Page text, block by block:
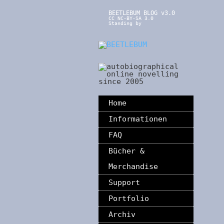
BEETLEBUM BLOG v3.0
CC NC-BY-SA 3.0
Standing by
Home
Informationen
FAQ
Bücher &
Merchandise
Support
Portfolio
Archiv